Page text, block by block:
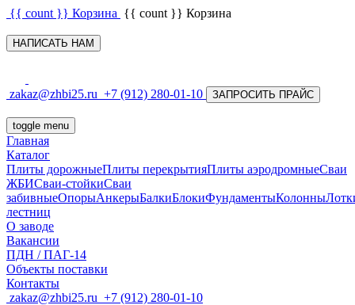
{{ count }} Корзина {{ count }} Корзина
НАПИСАТЬ НАМ
zakaz@zhbi25.ru +7 (912) 280-01-10 ЗАПРОСИТЬ ПРАЙС
toggle menu
Главная
Каталог
Плиты дорожныеПлиты перекрытияПлиты аэродромныеСваи
ЖБИСваи-стойкиСваи
забивныеОпорыАнкерыБалкиБлокиФундаментыКолонны
лестниц
О заводе
Вакансии
ПДН / ПАГ-14
Объекты поставки
Контакты
zakaz@zhbi25.ru +7 (912) 280-01-10